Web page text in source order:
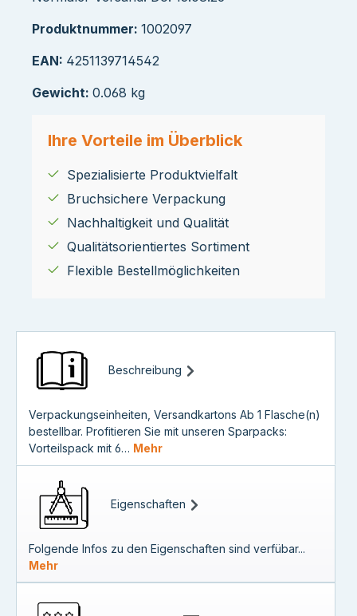
Produktnummer: 1002097
EAN: 4251139714542
Gewicht: 0.068 kg
Ihre Vorteile im Überblick
Spezialisierte Produktvielfalt
Bruchsichere Verpackung
Nachhaltigkeit und Qualität
Qualitätsorientiertes Sortiment
Flexible Bestellmöglichkeiten
Beschreibung
Verpackungseinheiten, Versandkartons Ab 1 Flasche(n)
bestellbar. Profitieren Sie mit unseren Sparpacks:
Vorteilspack mit 6… Mehr
Eigenschaften
Folgende Infos zu den Eigenschaften sind verfübar...
Mehr